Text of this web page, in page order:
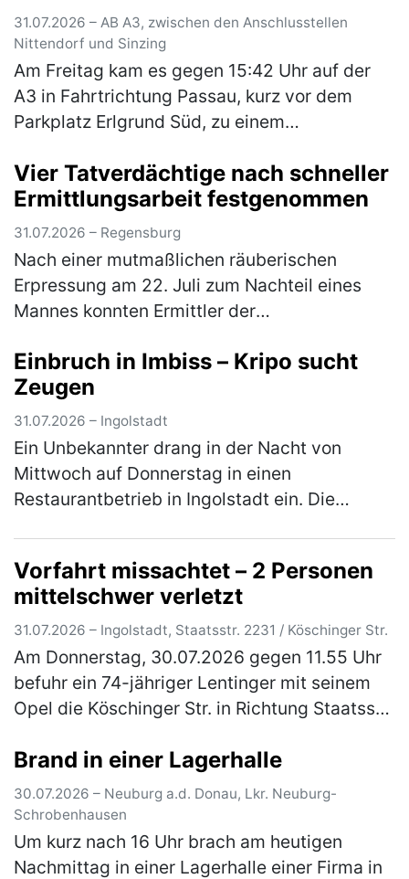
31.07.2026 – AB A3, zwischen den Anschlusstellen
Nittendorf und Sinzing
Am Freitag kam es gegen 15:42 Uhr auf der
A3 in Fahrtrichtung Passau, kurz vor dem
Parkplatz Erlgrund Süd, zu einem
einem Pkw. Aufgrund des ferienbedingten, …
(mehr)
Vier Tatverdächtige nach schneller
Ermittlungsarbeit festgenommen
31.07.2026 – Regensburg
Nach einer mutmaßlichen räuberischen
Erpressung am 22. Juli zum Nachteil eines
Mannes konnten Ermittler der
innerhalb weniger Tage vier Tatverdächtige
identifizier…
Einbruch in Imbiss – Kripo sucht
Zeugen
31.07.2026 – Ingolstadt
Ein Unbekannter drang in der Nacht von
Mittwoch auf Donnerstag in einen
Restaurantbetrieb in Ingolstadt ein. Die
(mehr)
Vorfahrt missachtet – 2 Personen
mittelschwer verletzt
31.07.2026 – Ingolstadt, Staatsstr. 2231 / Köschinger Str.
Am Donnerstag, 30.07.2026 gegen 11.55 Uhr
befuhr ein 74-jähriger Lentinger mit seinem
Opel die Köschinger Str. in Richtung Staatsstr.
Zeitgleich fuhr auf…(mehr)
Brand in einer Lagerhalle
30.07.2026 – Neuburg a.d. Donau, Lkr. Neuburg-
Schrobenhausen
Um kurz nach 16 Uhr brach am heutigen
Nachmittag in einer Lagerhalle einer Firma in